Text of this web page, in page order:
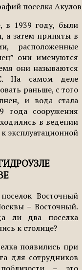
поселка
в 1939 году, были
а затем приняты в
расположенные
они именуются
они называются
На самом деле
раньше, с того
и вода стала
года сооружения
в ведении
эксплуатационной
Восточный
– Восточный.
ли два поселка
к столице?
появились при
для сотрудников